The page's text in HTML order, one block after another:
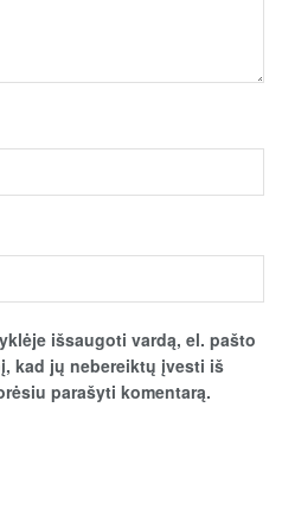
išsaugoti vardą, el. pašto
kad jų nebereiktų įvesti iš
parašyti komentarą.